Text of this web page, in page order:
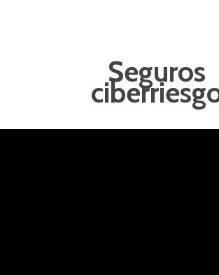
Hit enter to search or ESC to close
Seguros